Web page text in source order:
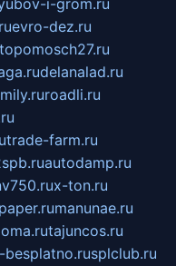
i-grom.ru
evro-dez.ru
delanalad.ru
roadli.ru
trade-farm.ru
autodamp.ru
x-ton.ru
manunae.ru
tajuncos.ru
splclub.ru